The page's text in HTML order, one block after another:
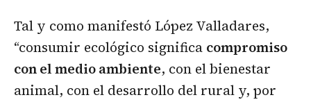
Tal y como manifestó López Valladares,
“consumir ecológico significa compromiso
con el medio ambiente, con el bienestar
animal, con el desarrollo del rural y, por